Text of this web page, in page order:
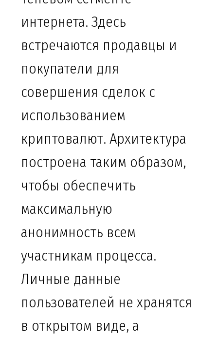
интернета. Здесь
встречаются продавцы и
покупатели для
совершения сделок с
использованием
криптовалют. Архитектура
построена таким образом,
чтобы обеспечить
максимальную
анонимность всем
участникам процесса.
Личные данные
пользователей не хранятся
в открытом виде, а